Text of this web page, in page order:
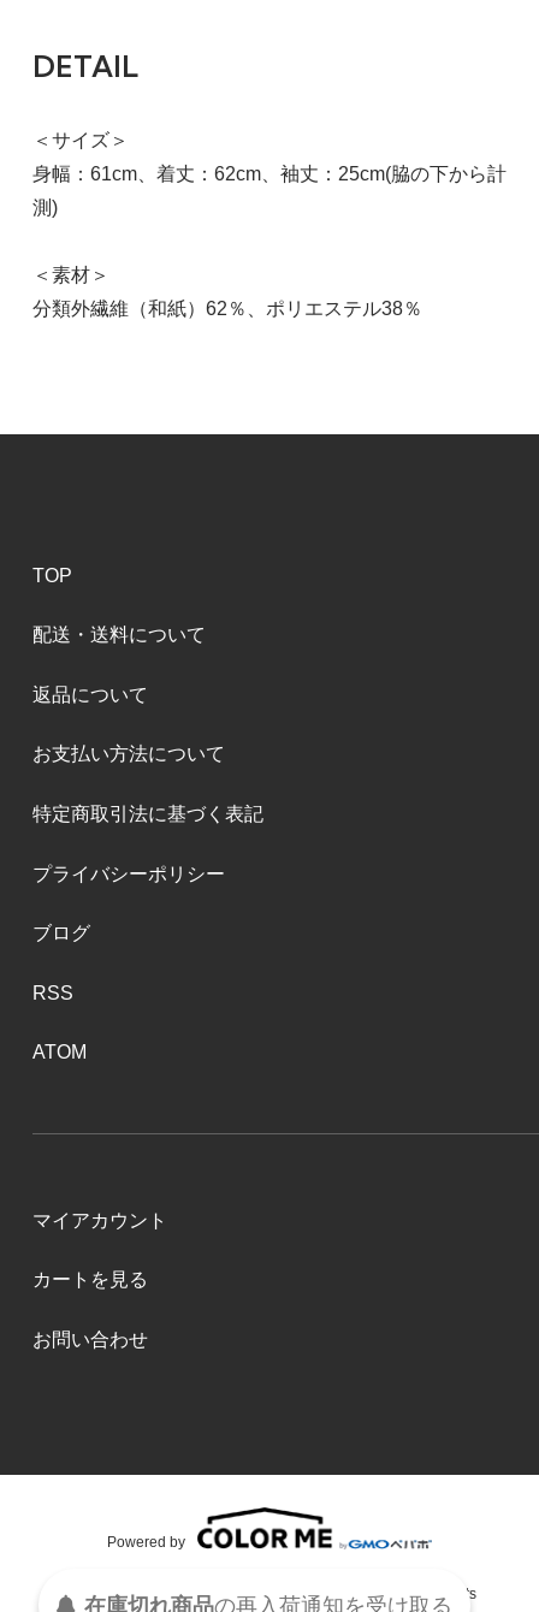
DETAIL
＜サイズ＞
身幅：61cm、着丈：62cm、袖丈：25cm(脇の下から計
測)
＜素材＞
分類外繊維（和紙）62％、ポリエステル38％
SOLD OUT
TOP
配送・送料について
返品について
お支払い方法について
特定商取引法に基づく表記
プライバシーポリシー
ブログ
RSS
ATOM
マイアカウント
カートを見る
お問い合わせ
S・Y・M・R・K Copyright (C)2015 S・Y・M・R・K All Rights
Powered by
在庫切れ商品の再入荷通知を受け取る